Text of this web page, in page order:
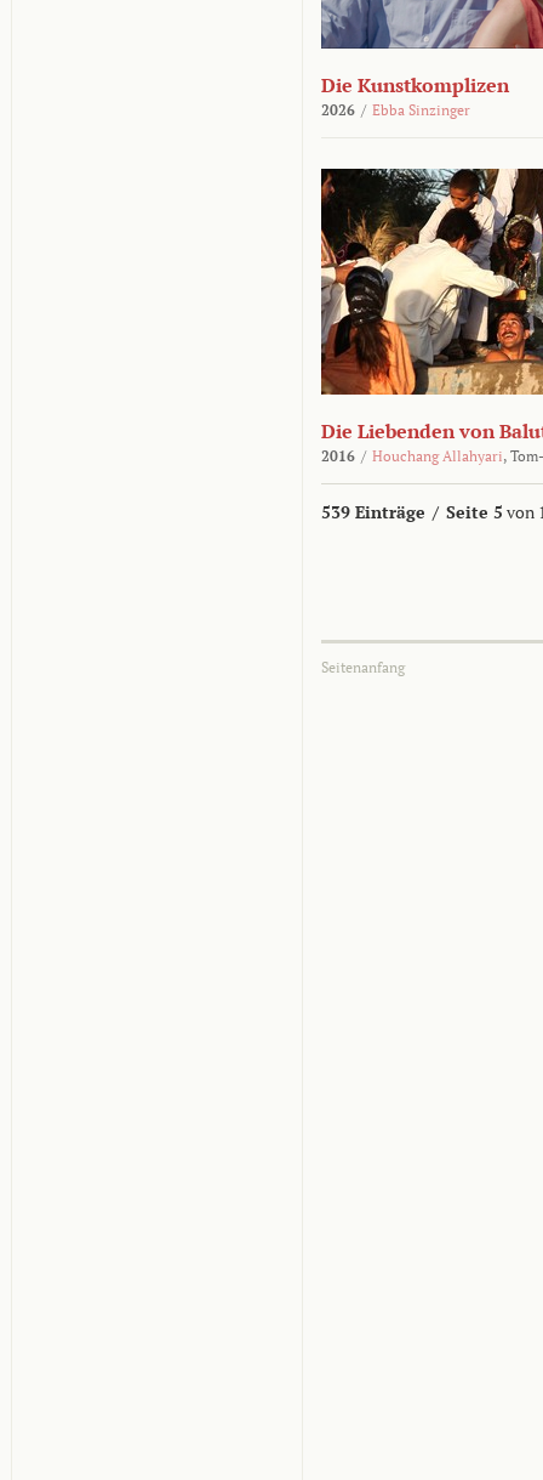
Die Kunstkomplizen
2026 / Ebba Sinzinger
Die Liebenden von
2016 / Houchang Allahyari,
539 Einträge / Seite 5 von
Seitenanfang